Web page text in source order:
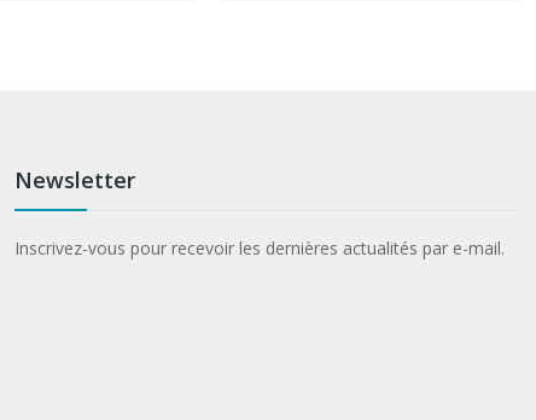
Newsletter
Inscrivez-vous pour recevoir les dernières actualités par e-mail.